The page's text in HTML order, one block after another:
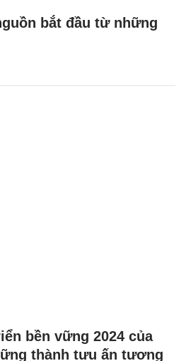
bắt đầu từ những
bền vững 2024 của
thành tựu ấn tượng